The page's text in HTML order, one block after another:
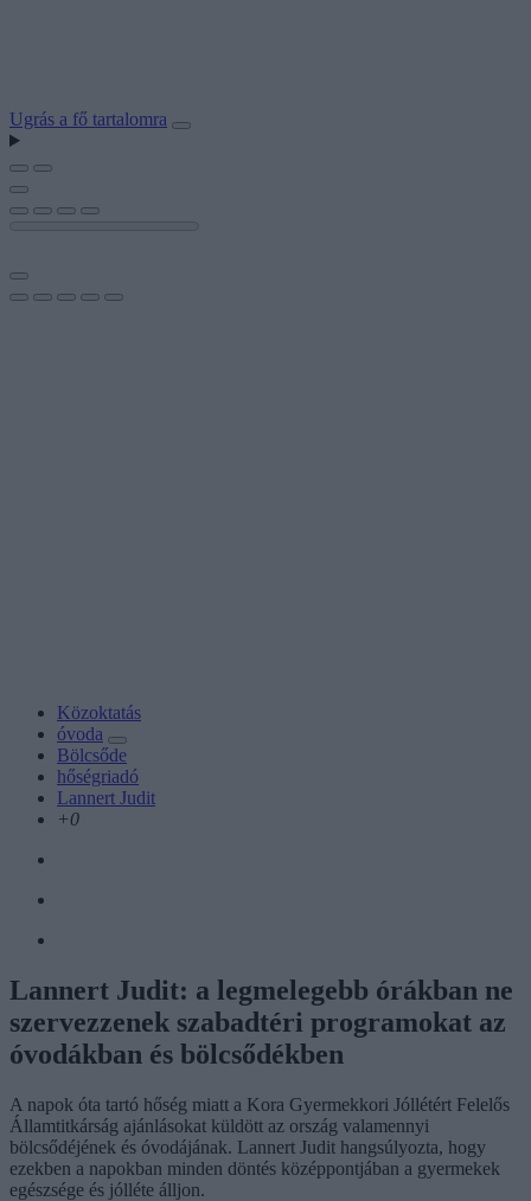
Ugrás a fő tartalomra
Közoktatás
óvoda
Bölcsőde
hőségriadó
Lannert Judit
+0
Lannert Judit: a legmelegebb órákban ne
szervezzenek szabadtéri programokat az
óvodákban és bölcsődékben
A napok óta tartó hőség miatt a Kora Gyermekkori Jóllétért Felelős
Államtitkárság ajánlásokat küldött az ország valamennyi
bölcsődéjének és óvodájának. Lannert Judit hangsúlyozta, hogy
ezekben a napokban minden döntés középpontjában a gyermekek
egészsége és jólléte álljon.